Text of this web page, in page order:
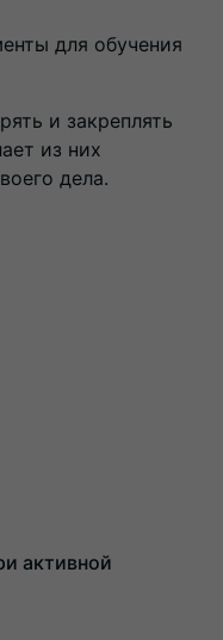
для обучения
и закреплять
из них
дела.
активной